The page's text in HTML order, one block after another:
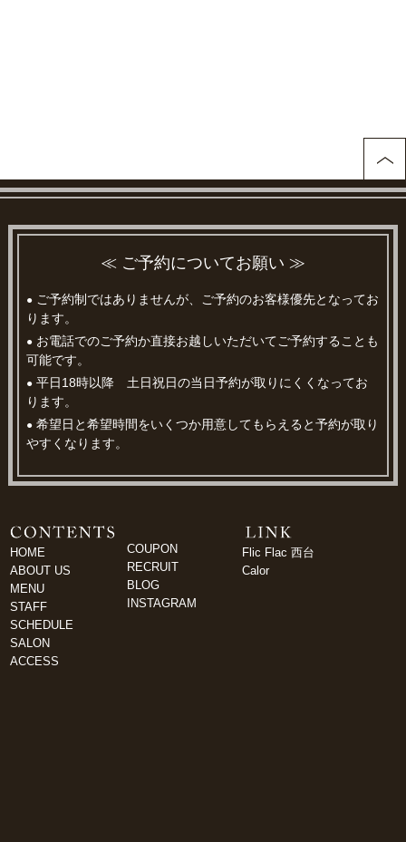
≪ ご予約についてお願い ≫
● ご予約制ではありませんが、ご予約のお客様優先となってお
ります。
● お電話でのご予約か直接お越しいただいてご予約することも
可能です。
● 平日18時以降 土日祝日の当日予約が取りにくくなってお
ります。
● 希望日と希望時間をいくつか用意してもらえると予約が取り
やすくなります。
HOME
ABOUT US
MENU
STAFF
SCHEDULE
SALON
ACCESS
COUPON
RECRUIT
BLOG
INSTAGRAM
Flic Flac 西台
Calor